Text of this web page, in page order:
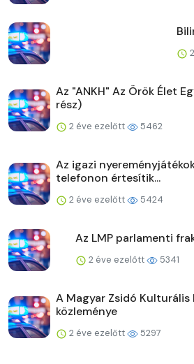
Az "ANKH" Az Örök Élet
rész)
2 éve ezelőtt 5462
Az igazi
telefonon értesítik...
2 éve ezelőtt 5424
Az LMP parlamenti
2 éve ezelőtt 5341
A Magyar Zsidó Kulturális
közleménye
2 éve ezelőtt 5297